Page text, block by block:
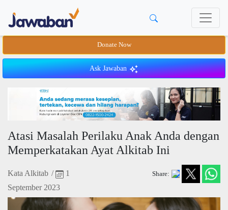
Donate Now
Ask Jawaban
Atasi Masalah Perilaku Anak Anda dengan
Memperkatakan Ayat Alkitab Ini
Kata Alkitab /
1
September 2023
Share: